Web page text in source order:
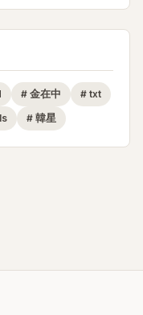
# 金在中 # txt
# 韓星